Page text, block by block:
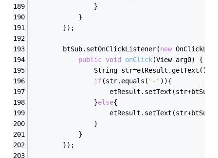
				}
			}
		});
        btSub.setOnClickListener(
new
public void onClick(View arg0)
{
String
if(str.equals( "-" )){
				}
else{
				}
			}
		});